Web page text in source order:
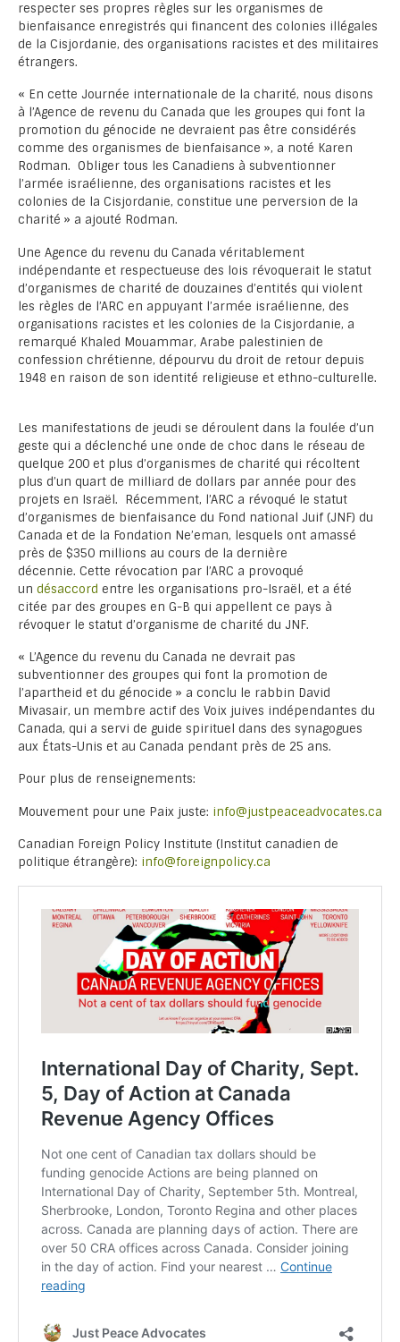
respecter ses propres règles sur les organismes de
bienfaisance enregistrés qui financent des colonies illégales
de la Cisjordanie, des organisations racistes et des militaires
étrangers.
« En cette Journée internationale de la charité, nous disons
à l’Agence de revenu du Canada que les groupes qui font la
promotion du génocide ne devraient pas être considérés
comme des organismes de bienfaisance », a noté Karen
Rodman. Obliger tous les Canadiens à subventionner
l’armée israélienne, des organisations racistes et les
colonies de la Cisjordanie, constitue une perversion de la
charité » a ajouté Rodman.
Une Agence du revenu du Canada véritablement
indépendante et respectueuse des lois révoquerait le statut
d’organismes de charité de douzaines d’entités qui violent
les règles de l’ARC en appuyant l’armée israélienne, des
organisations racistes et les colonies de la Cisjordanie, a
remarqué Khaled Mouammar, Arabe palestinien de
confession chrétienne, dépourvu du droit de retour depuis
1948 en raison de son identité religieuse et ethno-culturelle.
Les manifestations de jeudi se déroulent dans la foulée d’un
geste qui a déclenché une onde de choc dans le réseau de
quelque 200 et plus d’organismes de charité qui récoltent
plus d’un quart de milliard de dollars par année pour des
projets en Israël. Récemment, l’ARC a révoqué le statut
d’organismes de bienfaisance du Fond national Juif (JNF) du
Canada et de la Fondation Ne’eman, lesquels ont amassé
près de $350 millions au cours de la dernière
décennie. Cette révocation par l’ARC a provoqué
un désaccord entre les organisations pro-Israël, et a été
citée par des groupes en G-B qui appellent ce pays à
révoquer le statut d’organisme de charité du JNF.
« L’Agence du revenu du Canada ne devrait pas
subventionner des groupes qui font la promotion de
l’apartheid et du génocide » a conclu le rabbin David
Mivasair, un membre actif des Voix juives indépendantes du
Canada, qui a servi de guide spirituel dans des synagogues
aux États-Unis et au Canada pendant près de 25 ans.
Pour plus de renseignements:
Mouvement pour une Paix juste: info@justpeaceadvocates.ca
Canadian Foreign Policy Institute (Institut canadien de
politique étrangère): info@foreignpolicy.ca